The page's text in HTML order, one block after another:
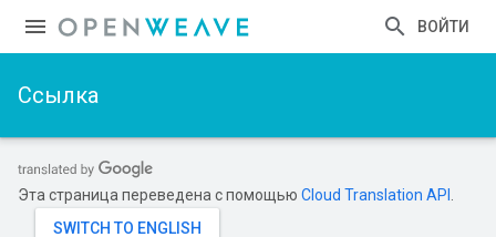
ВОЙТИ
Ссылка
Эта страница переведена с помощью Cloud Translation API